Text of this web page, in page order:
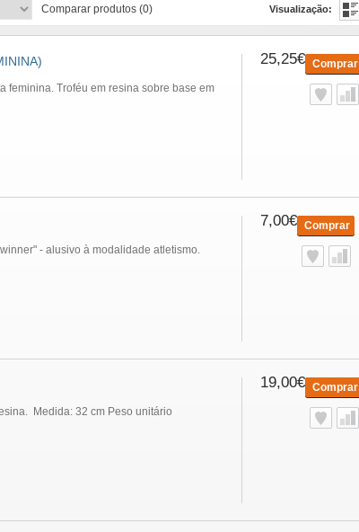
Comparar produtos (0) Visualização:
25,25€ Comprar
feminina. Troféu em resina sobre base em
7,00€ Comprar
- alusivo à modalidade atletismo.
19,00€ Comprar
Medida: 32 cm Peso unitário